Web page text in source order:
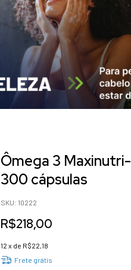
Ômega 3 Maxinutri-
300 cápsulas
SKU: 10222
R$218,00
12 x de R$22,18
Frete grátis